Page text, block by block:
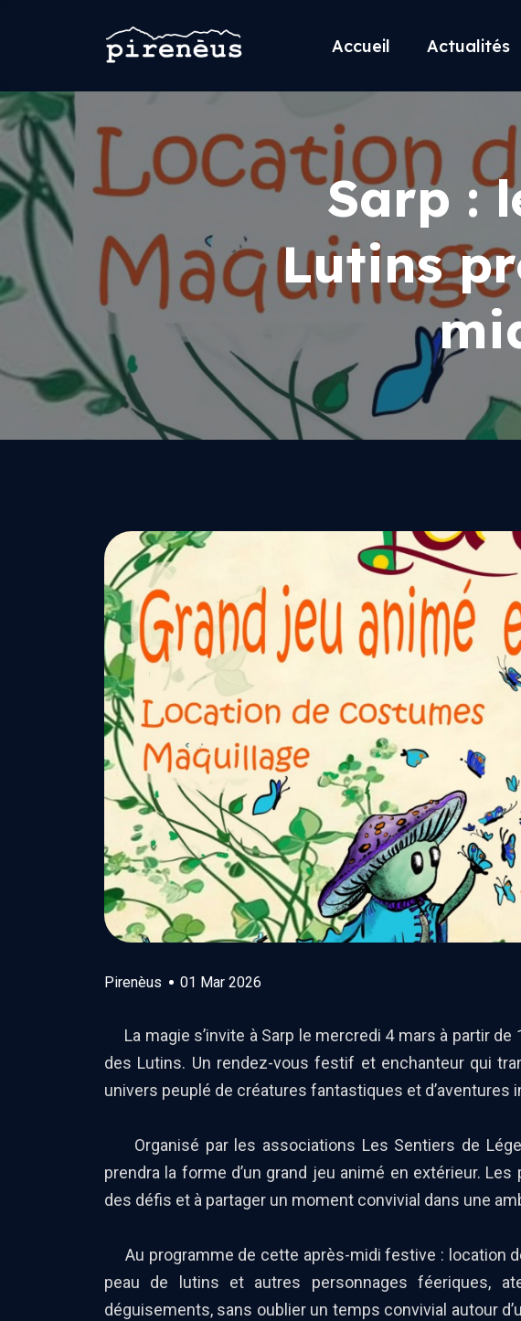
Accueil Actualités
Sarp :
Lutins
Pirenèus 01 Mar 2026
La magie s’invite à Sarp le mercredi 4 mars à partir de
des Lutins. Un rendez-vous festif et enchanteur qui
univers peuplé de créatures fantastiques et d’aventures
Organisé par les associations Les Sentiers de
prendra la forme d’un grand jeu animé en extérieur.
des défis et à partager un moment convivial dans une
Au programme de cette après-midi festive : location
peau de lutins et autres personnages féeriques,
déguisements, sans oublier un temps convivial autour